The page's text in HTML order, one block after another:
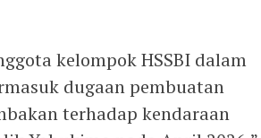
kelompok HSSBI dalam
dugaan pembuatan
terhadap kendaraan